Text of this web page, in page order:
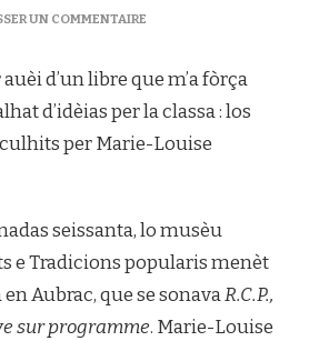
UN COMMENTAIRESUR
CONTES
D’AUBRAC
d’un libre que m’a fòrça
d’idèias per la classa : los
per Marie-Louise
seissanta, lo musèu
e Tradicions popularis menèt
Aubrac, que se sonavaR.C.P.,
sur programme. Marie-Louise